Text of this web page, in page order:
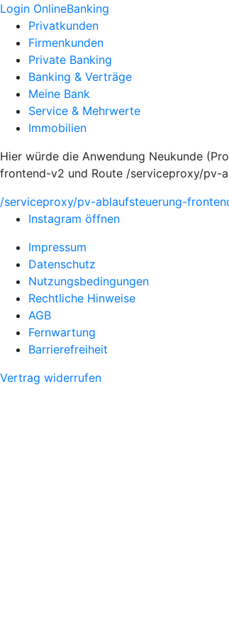
Login OnlineBanking
Privatkunden
Firmenkunden
Private Banking
Banking & Verträge
Meine Bank
Service & Mehrwerte
Immobilien
Hier würde die Anwendung Neukunde
frontend-v2 und Route /serviceproxy/pv-
/serviceproxy/pv-ablaufsteuerung-
Instagram öffnen
Impressum
Datenschutz
Nutzungsbedingungen
Rechtliche Hinweise
AGB
Fernwartung
Barrierefreiheit
Vertrag widerrufen